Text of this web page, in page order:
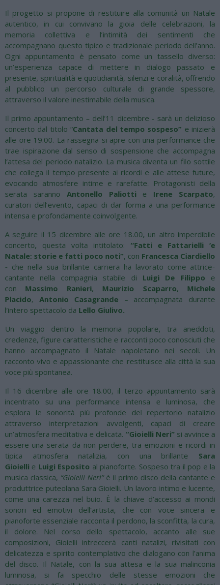
Il progetto si propone di restituire alla comunità un Natale
autentico, in cui convivano la gioia delle celebrazioni, la
memoria collettiva e l’intimità dei sentimenti che
accompagnano questo tipico e tradizionale periodo dell’anno.
Ogni appuntamento è pensato come un tassello diverso:
un’esperienza capace di mettere in dialogo passato e
presente, spiritualità e quotidianità, silenzi e coralità, offrendo
al pubblico un percorso culturale di grande spessore,
attraverso il valore inestimabile della musica.
Il primo appuntamento – dell’11 dicembre - sarà un delizioso
concerto dal titolo “Cantata del tempo sospeso” e inizierà
alle ore 19.00. La rassegna si apre con una performance che
trae ispirazione dal senso di sospensione che accompagna
l’attesa del periodo natalizio. La musica diventa un filo sottile
che collega il tempo presente ai ricordi e alle attese future,
evocando atmosfere intime e rarefatte. Protagonisti della
serata saranno Antonello Paliotti e Irene Scarpato,
curatori dell’evento, capaci di dar forma a una performance
intensa e profondamente coinvolgente.
A seguire il 15 dicembre alle ore 18.00, un altro imperdibile
concerto, questa volta intitolato: “Fatti e Fattarielli ‘e
Natale: storie e fatti poco noti”, con Francesca Ciardiello
- che nella sua brillante carriera ha lavorato come attrice-
cantante nella compagnia stabile di Luigi De Filippo e
con Massimo Ranieri, Maurizio Scaparro, Michele
Placido, Antonio Casagrande – accompagnata durante
l’intero spettacolo da Lello Giulivo.
Un viaggio dentro la memoria popolare, tra aneddoti,
credenze, figure caratteristiche e racconti poco conosciuti che
hanno accompagnato il Natale napoletano nei secoli. Un
racconto vivo e appassionante che restituisce alla città la sua
voce più spontanea.
Il 16 dicembre alle ore 18.00, il terzo appuntamento sarà
incentrato su una performance intensa e luminosa, che
esplora le sonorità più profonde del repertorio natalizio
attraverso interpretazioni avvolgenti, capaci di creare
un’atmosfera meditativa e delicata. “Gioielli Neri” si avvince a
essere una serata da non perdere, tra emozioni e ricordi in
tipica atmosfera natalizia, con una brillante Sara
Gioielli e Luigi Esposito al pianoforte. Sospeso tra il pop e la
musica classica, “Gioielli Neri”è il primo disco della cantante e
produttrice puteolana Sara Gioielli. Un lavoro intimo e lucente,
come una carezza nel buio. È la chiave d’accesso ai mondi
sonori ed emotivi dell’artista, che con voce sincera e
pianoforte essenziale racconta il perdono, la sconfitta, la cura,
il dolore. Nel corso dello spettacolo, accanto alle sue
composizioni, Gioielli intreccerà canti natalizi, rivisitati con
delicatezza e spirito contemplativo che dialogano con l’anima
del disco. Il Natale, con la sua attesa e la sua malinconia
luminosa, si fa specchio delle stesse emozioni che